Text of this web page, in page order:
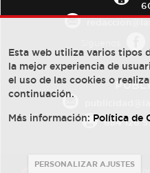
684 126
Esta web utiliza varios tipos
la mejor experiencia de
el uso de las cookies o
continuación.
Más información: Política de
PERSONALIZAR AJUSTES